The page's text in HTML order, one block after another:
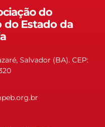
do
do Estado da
Salvador (BA). CEP: